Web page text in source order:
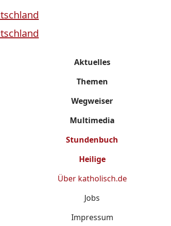
Aktuelles
Themen
Wegweiser
Multimedia
Stundenbuch
Heilige
Über katholisch.de
Jobs
Impressum